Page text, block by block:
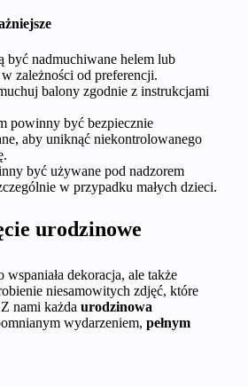
być nadmuchiwane helem lub
zależności od preferencji.
balony zgodnie z instrukcjami
powinny być bezpiecznie
aby uniknąć niekontrolowanego
być używane pod nadzorem
w przypadku małych dzieci.
urodzinowe
wspaniała dekoracja, ale także
niesamowitych zdjęć, które
nami każda urodzinowa
wydarzeniem, pełnym